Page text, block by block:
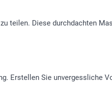
teilen. Diese durchdachten
Erstellen Sie unvergessliche